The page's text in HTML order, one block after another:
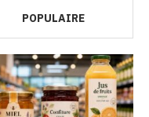
POPULAIRE